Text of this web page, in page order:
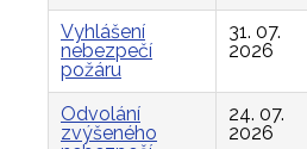
Vyhlášení
nebezpečí
požáru
31. 07.
2026
Odvolání
zvýšeného
24. 07.
2026